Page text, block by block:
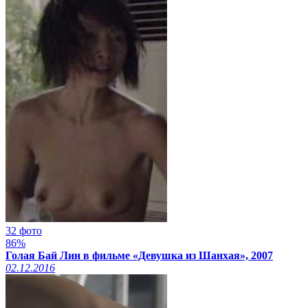
32 фото
86%
Голая Бай Лин в фильме «Девушка из Шанхая», 2007
02.12.2016